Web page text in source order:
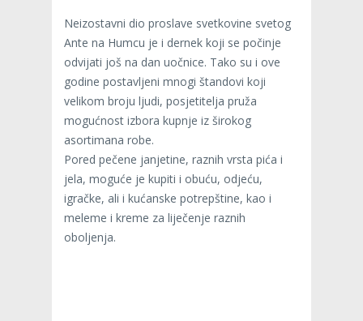
Neizostavni dio proslave svetkovine svetog
Ante na Humcu je i dernek koji se počinje
odvijati još na dan uočnice. Tako su i ove
godine postavljeni mnogi štandovi koji
velikom broju ljudi, posjetitelja pruža
mogućnost izbora kupnje iz širokog
asortimana robe.
Pored pečene janjetine, raznih vrsta pića i
jela, moguće je kupiti i obuću, odjeću,
igračke, ali i kućanske potrepštine, kao i
meleme i kreme za liječenje raznih
oboljenja.